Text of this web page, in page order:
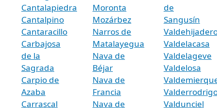
Cantalapiedra
Cantalpino
Cantaracillo
Carbajosa
de la
Sagrada
Carpio de
Azaba
Carrascal
Moronta
Mozárbez
Narros de
Matalayegua
Nava de
Béjar
Nava de
Francia
Nava de
de
Sangusín
Valdelacasa
Valdelageve
Valdelosa
Valdunciel